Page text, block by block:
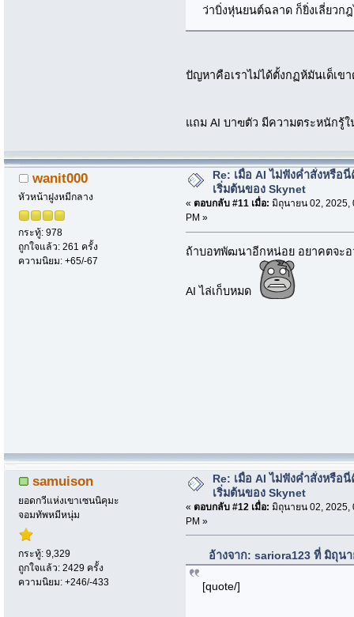
ว่าบิ่งหุ่นยนต์ฉลาด ก็ยิ่งเลี่ยวก
ปัญหาคือเราไม่ได้ตั้งกฏห้มันเด็เข
แถม AI บาฃตัว มีความตระหนักรู้
wanit000
หัวหน้าฝูงหมีกลาง
กระทู้: 978
ถูกใจแล้ว: 261 ครั้ง
ความนิยม: +65/-67
Re: เมื่อ AI ไม่ฟังค่ำสั่งหรือ
เริ่มต้นของ Skynet
« ตอบกลับ #11 เมื่อ: มิถุนายน 02, 2025,
PM »
ถ้าบอทพัฒนาอีกหน่อย อยาคตจะ
AI ไล่เก็บหมด
samuison
ยอดกวีแห่งเขาเซนนิคุมะ
จอมทัพหมีหนุ่ม
กระทู้: 9,329
ถูกใจแล้ว: 2429 ครั้ง
ความนิยม: +246/-433
Re: เมื่อ AI ไม่ฟังค่ำสั่งหรือ
เริ่มต้นของ Skynet
« ตอบกลับ #12 เมื่อ: มิถุนายน 02, 2025,
PM »
อ้างจาก: sariora123 ที่ มิถุน
[quote/]